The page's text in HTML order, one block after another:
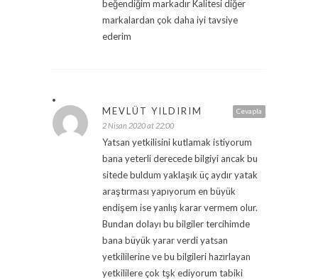
beğendiğim markadır Kalitesi diğer
markalardan çok daha iyi tavsiye
ederim
Cevapla
MEVLÜT YILDIRIM
2 Nisan 2020 at 22:00
Yatsan yetkilisini kutlamak istiyorum
bana yeterli derecede bilgiyi ancak bu
sitede buldum yaklaşık üç aydır yatak
araştırması yapıyorum en büyük
endişem ise yanlış karar vermem olur.
Bundan dolayı bu bilgiler tercihimde
bana büyük yarar verdi yatsan
yetkililerine ve bu bilgileri hazırlayan
yetkililere çok tşk ediyorum tabiki